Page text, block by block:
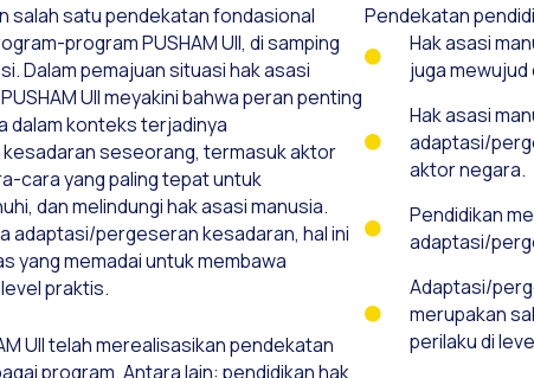
salah satu pendekatan fondasional
program PUSHAM UII, di samping
Dalam pemajuan situasi hak asasi
UII meyakini bahwa peran penting
dalam konteks terjadinya
seseorang, termasuk aktor
cara yang paling tepat untuk
dan melindungi hak asasi manusia.
adaptasi/pergeseran kesadaran, hal ini
yang memadai untuk membawa
praktis.
UII telah merealisasikan pendekatan
program. Antara lain: pendidikan hak
Pendekatan
Hak asasi
juga mewujud
Hak asasi
adaptasi/
aktor negara.
Pendidikan
adaptasi/
Adaptasi/
merupakan
perilaku di